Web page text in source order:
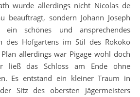
wurde allerdings nicht Nicolas de
beauftragt, sondern Johann Joseph
ein schönes und ansprechendes
des Hofgartens im Stil des Rokoko
allerdings war Pigage wohl doch
ließ das Schloss am Ende ohne
Es entstand ein kleiner Traum in
Sitz des obersten Jägermeisters